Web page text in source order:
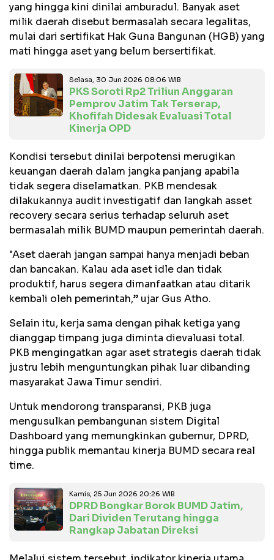
yang hingga kini dinilai amburadul. Banyak aset
milik daerah disebut bermasalah secara legalitas,
mulai dari sertifikat Hak Guna Bangunan (HGB) yang
mati hingga aset yang belum bersertifikat.
Selasa, 30 Jun 2026 08:06 WIB
PKS Soroti Rp2 Triliun Anggaran
Pemprov Jatim Tak Terserap,
Khofifah Didesak Evaluasi Total
Kinerja OPD
Kondisi tersebut dinilai berpotensi merugikan
keuangan daerah dalam jangka panjang apabila
tidak segera diselamatkan. PKB mendesak
dilakukannya audit investigatif dan langkah asset
recovery secara serius terhadap seluruh aset
bermasalah milik BUMD maupun pemerintah daerah.
"Aset daerah jangan sampai hanya menjadi beban
dan bancakan. Kalau ada aset idle dan tidak
produktif, harus segera dimanfaatkan atau ditarik
kembali oleh pemerintah,” ujar Gus Atho.
Selain itu, kerja sama dengan pihak ketiga yang
dianggap timpang juga diminta dievaluasi total.
PKB mengingatkan agar aset strategis daerah tidak
justru lebih menguntungkan pihak luar dibanding
masyarakat Jawa Timur sendiri.
Untuk mendorong transparansi, PKB juga
mengusulkan pembangunan sistem Digital
Dashboard yang memungkinkan gubernur, DPRD,
hingga publik memantau kinerja BUMD secara real
time.
Kamis, 25 Jun 2026 20:26 WIB
DPRD Bongkar Borok BUMD Jatim,
Dari Dividen Terutang hingga
Rangkap Jabatan Direksi